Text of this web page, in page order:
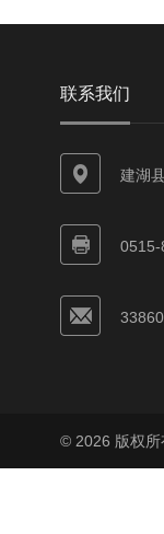
联系我们
建湖
0515-
© 2026 版权